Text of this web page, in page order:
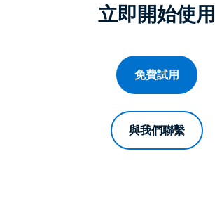
立即開始使用
免費試用
與我們聯繫